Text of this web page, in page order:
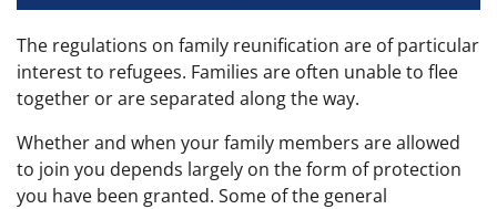
The regulations on family reunification are of particular
interest to refugees. Families are often unable to flee
together or are separated along the way.
Whether and when your family members are allowed
to join you depends largely on the form of protection
you have been granted. Some of the general